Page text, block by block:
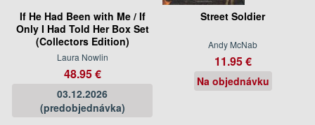
If He Had Been with Me / If
Only I Had Told Her Box Set
(Collectors Edition)
Laura Nowlin
48.95 €
03.12.2026
(predobjednávka)
Street Soldier
Andy McNab
11.95 €
Na objednávku